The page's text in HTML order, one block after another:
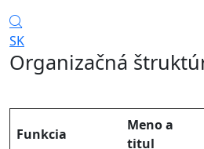
SK
Organizačná
Funkcia
Meno a
titul